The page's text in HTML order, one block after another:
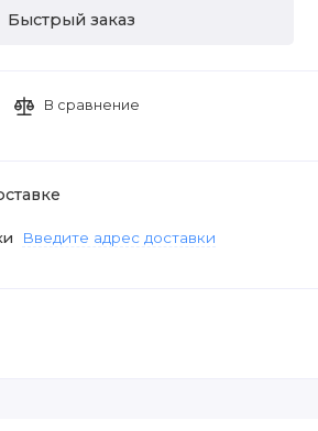
Быстрый заказ
В сравнение
Введите адрес доставки